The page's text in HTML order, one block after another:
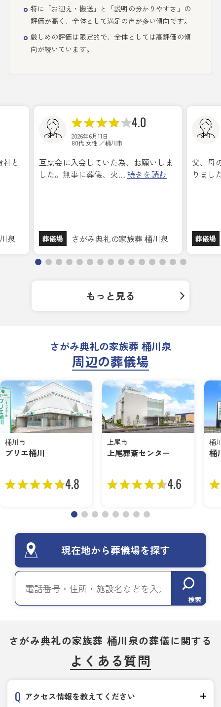
特に「お迎え・搬送」と「説明の分かりやすさ」の
評価が高く、全体として満足の声が多い傾向です。
厳しめの評価は限定的で、全体としては高評価の傾
向が続いています。
と
泉
4.0
2026年6月11日
80代 女性 ／桶川市
互助会に入会していた為、お願いしま
した。無事に葬儀、火… 続きを読む
葬儀場 さがみ典礼の家族葬 桶川泉
父、母
りま
葬儀場
もっと見る
さがみ典礼の家族葬 桶川泉
周辺の葬儀場
桶川市
プリエ桶川
4.8
上尾市
上尾葬斎センター
4.6
桶
桶
現在地から葬儀場を探す
検索
さがみ典礼の家族葬 桶川泉の葬儀に関する
よくある質問
アクセス情報を教えてください